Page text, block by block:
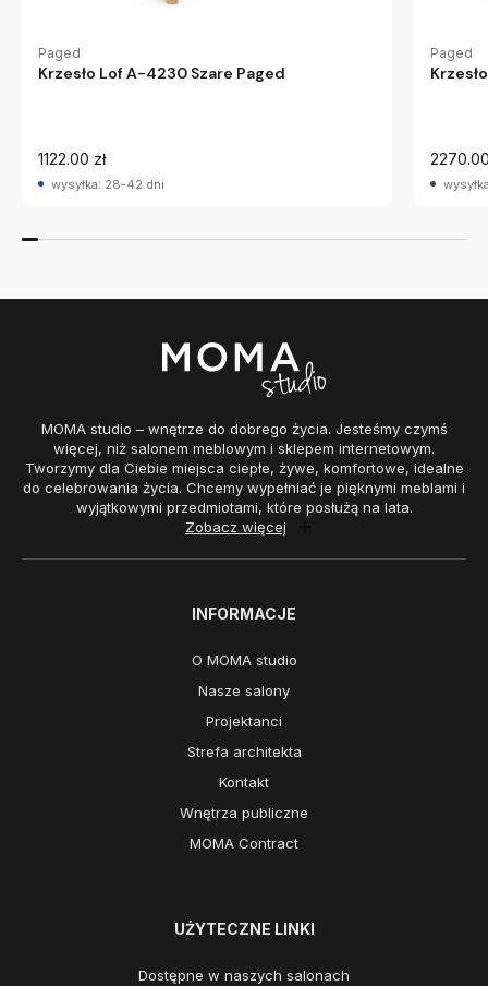
Paged
Krzesło Lof A-4230 Szare Paged
1122.00 zł
wysyłka: 28-42 dni
Paged
MOMA studio – wnętrze do dobrego życia. Jesteśmy czymś
więcej, niż salonem meblowym i sklepem internetowym.
Tworzymy dla Ciebie miejsca ciepłe, żywe, komfortowe, idealne
do celebrowania życia. Chcemy wypełniać je pięknymi meblami i
wyjątkowymi przedmiotami, które posłużą na lata.
Zobacz więcej
INFORMACJE
O MOMA studio
Nasze salony
Projektanci
Strefa architekta
Kontakt
Wnętrza publiczne
MOMA Contract
UŻYTECZNE LINKI
Dostępne w naszych salonach